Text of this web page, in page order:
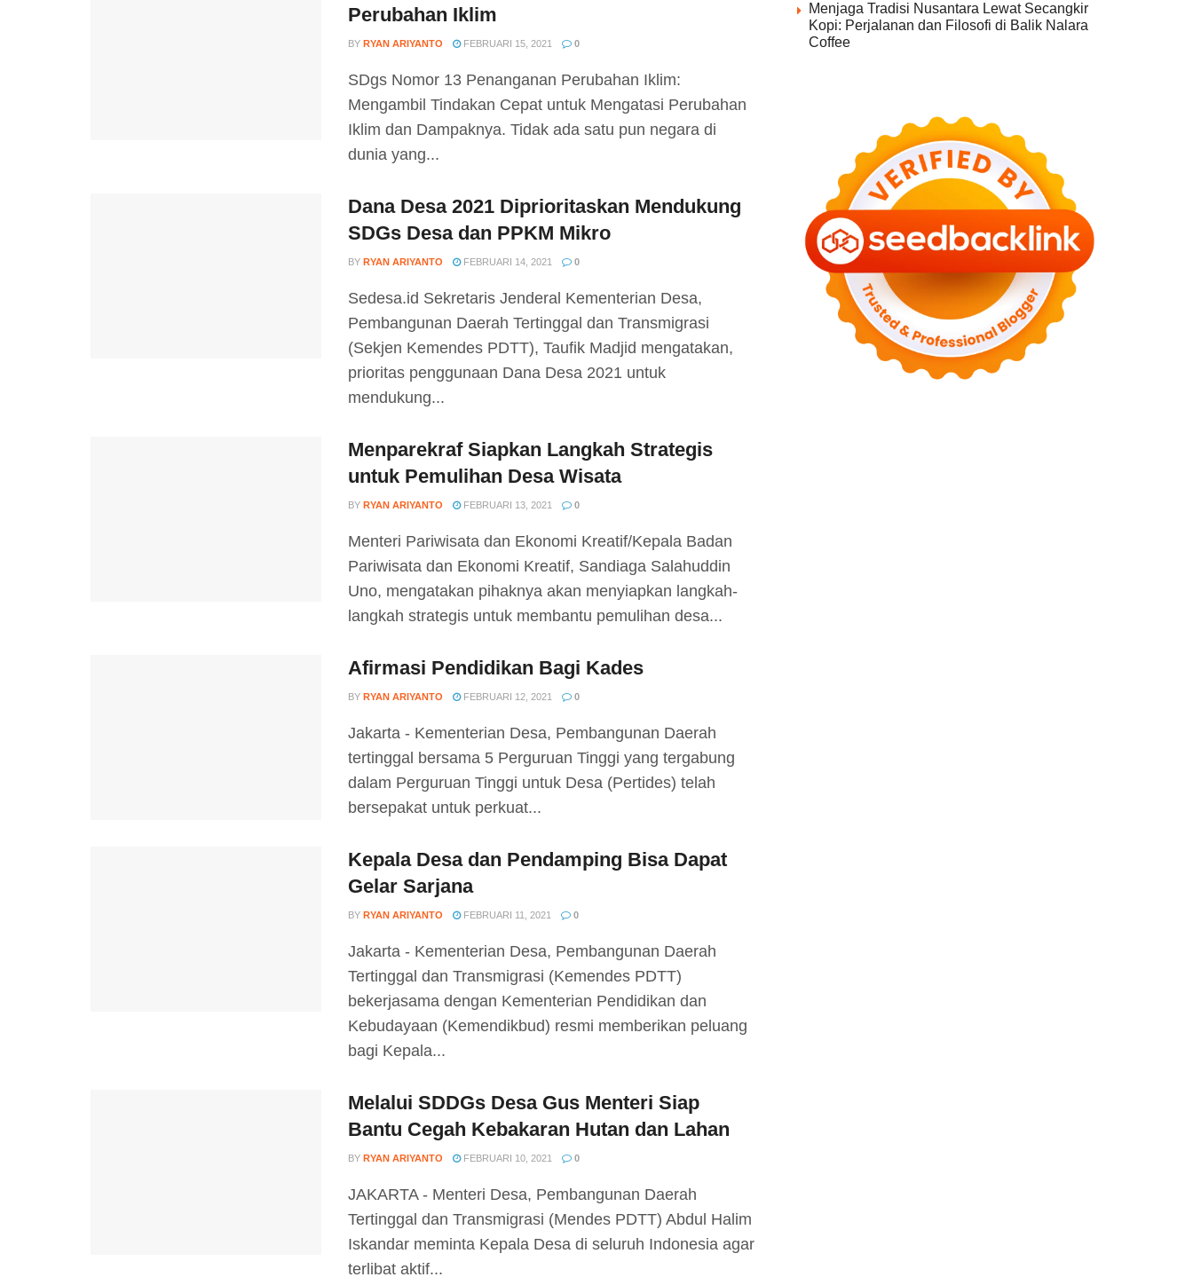
Perubahan Iklim
BY RYAN ARIYANTO FEBRUARI 15, 2021 0
SDgs Nomor 13 Penanganan Perubahan Iklim:
Mengambil Tindakan Cepat untuk Mengatasi Perubahan
Iklim dan Dampaknya. Tidak ada satu pun negara di
dunia yang...
Dana Desa 2021 Diprioritaskan Mendukung
SDGs Desa dan PPKM Mikro
BY RYAN ARIYANTO FEBRUARI 14, 2021 0
Sedesa.id Sekretaris Jenderal Kementerian Desa,
Pembangunan Daerah Tertinggal dan Transmigrasi
(Sekjen Kemendes PDTT), Taufik Madjid mengatakan,
prioritas penggunaan Dana Desa 2021 untuk
mendukung...
Menparekraf Siapkan Langkah Strategis
untuk Pemulihan Desa Wisata
BY RYAN ARIYANTO FEBRUARI 13, 2021 0
Menteri Pariwisata dan Ekonomi Kreatif/Kepala Badan
Pariwisata dan Ekonomi Kreatif, Sandiaga Salahuddin
Uno, mengatakan pihaknya akan menyiapkan langkah-
langkah strategis untuk membantu pemulihan desa...
Afirmasi Pendidikan Bagi Kades
BY RYAN ARIYANTO FEBRUARI 12, 2021 0
Jakarta - Kementerian Desa, Pembangunan Daerah
tertinggal bersama 5 Perguruan Tinggi yang tergabung
dalam Perguruan Tinggi untuk Desa (Pertides) telah
bersepakat untuk perkuat...
Kepala Desa dan Pendamping Bisa Dapat
Gelar Sarjana
BY RYAN ARIYANTO FEBRUARI 11, 2021 0
Jakarta - Kementerian Desa, Pembangunan Daerah
Tertinggal dan Transmigrasi (Kemendes PDTT)
bekerjasama dengan Kementerian Pendidikan dan
Kebudayaan (Kemendikbud) resmi memberikan peluang
bagi Kepala...
Melalui SDDGs Desa Gus Menteri Siap
Bantu Cegah Kebakaran Hutan dan Lahan
BY RYAN ARIYANTO FEBRUARI 10, 2021 0
JAKARTA - Menteri Desa, Pembangunan Daerah
Tertinggal dan Transmigrasi (Mendes PDTT) Abdul Halim
Iskandar meminta Kepala Desa di seluruh Indonesia agar
terlibat aktif...
Menjaga Tradisi Nusantara Lewat Secangkir
Kopi: Perjalanan dan Filosofi di Balik Nalara
Coffee